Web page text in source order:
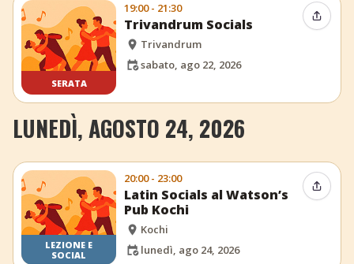
SERATA
19:00 - 21:30
Trivandrum Socials
Trivandrum
sabato, ago 22, 2026
LUNEDÌ, AGOSTO 24, 2026
LEZIONE E
SOCIAL
20:00 - 23:00
Latin Socials al Watson’s
Pub Kochi
Kochi
lunedì, ago 24, 2026